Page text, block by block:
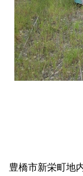
豊橋市新栄町